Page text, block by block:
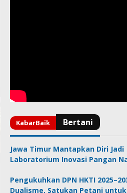
Jawa Timur Mantapkan Diri Jadi
Laboratorium Inovasi Pangan
Pengukuhkan DPN HKTI
Dualisme, Satukan Petani untuk